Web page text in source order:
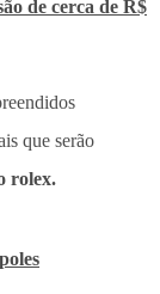
de cerca de R$
que serão
rolex.